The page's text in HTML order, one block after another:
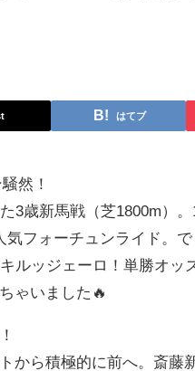
はてブ
然！
3歳新馬戦（芝1800m）
気フォーチュンライド。
ルッジェーロ！単勝オッ
ゃいました🔥
から積極的に前へ。斎藤